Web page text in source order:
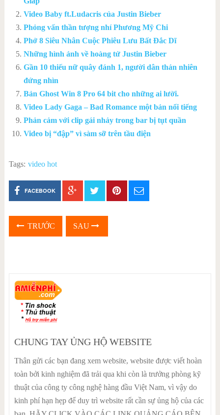
Video Baby ft.Ludacris của Justin Bieber
Phỏng vấn thần tượng nhí Phương Mỹ Chi
Phở 8 Siêu Nhân Cuộc Phiêu Lưu Bất Đắc Dĩ
Những hình ảnh về hoàng tử Justin Bieber
Gần 10 thiếu nữ quây đánh 1, người dân thản nhiên
đứng nhìn
Bản Ghost Win 8 Pro 64 bit cho những ai lười.
Video Lady Gaga – Bad Romance một bản nổi tiếng
Phản cảm với clip gái nhảy trong bar bị tụt quần
Video bị “đập” vì sàm sỡ trên tầu điện
Tags: video hot
FACEBOOK
TRƯỚC SAU
CHUNG TAY ỦNG HỘ WEBSITE
Thân gửi các bạn đang xem website, website được viết hoàn
toàn bởi kinh nghiệm đã trải qua khi còn là trưởng phòng kỹ
thuật của công ty công nghệ hàng đầu Việt Nam, vì vậy do
kinh phí hạn hẹp để duy trì website rất cần sự ủng hộ của các